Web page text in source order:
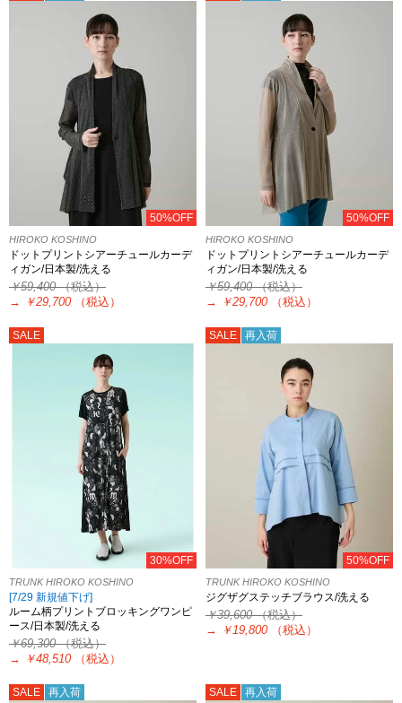
50%OFF
HIROKO KOSHINO
ドットプリントシアーチュールカーデ
ィガン/日本製/洗える
￥59,400（税込）
→
￥29,700 （税込）
50%OFF
HIROKO KOSHINO
ドットプリントシアーチュールカーデ
ィガン/日本製/洗える
￥59,400（税込）
→
￥29,700 （税込）
SALE
30%OFF
TRUNK HIROKO KOSHINO
[7/29 新規値下げ]
ルーム柄プリントブロッキングワンピ
ース/日本製/洗える
￥69,300（税込）
→
￥48,510 （税込）
SALE 再入荷
50%OFF
TRUNK HIROKO KOSHINO
ジグザグステッチブラウス/洗える
￥39,600（税込）
→
￥19,800 （税込）
SALE 再入荷 SALE 再入荷